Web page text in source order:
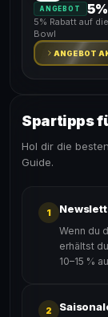
ANGEBOT 5%
5% Rabatt auf
Bowl
ANGEBOT
Spartipps
Hol dir die
Guide.
1
Wenn du
erhältst
10–15 %
2